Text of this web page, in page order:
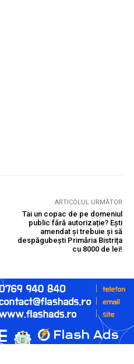
ARTICOLUL URMĂTOR
Tai un copac de pe domeniul
public fără autorizație? Ești
amendat și trebuie și să
despăgubești Primăria Bistrița
cu 8000 de lei!